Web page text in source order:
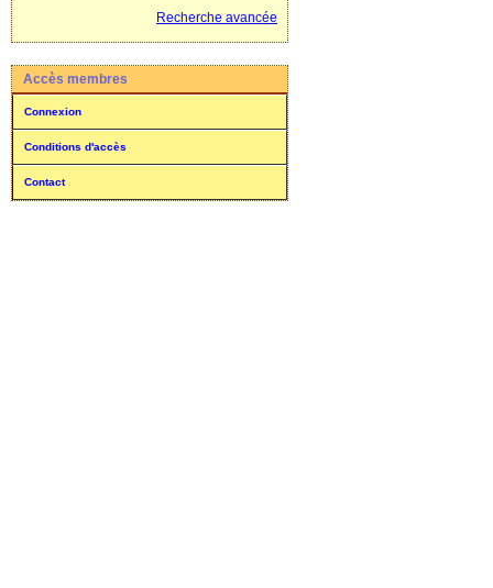
Recherche avancée
Accès membres
Connexion
Conditions d'accès
Contact